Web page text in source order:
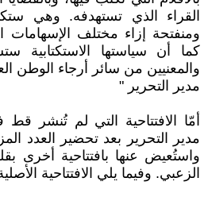
القراء الذي تستهدفه. وهي
ومنفتحة إزاء مختلف الإسهامات
كما أن سياستها الاستكتابية
والمعنيين من سائر أرجاء الوطن
مدير التحرير "
أمّا الافتتاحية التي لم تُنشر قط
واستُعيض عنها بافتتاحية أخرى
الزعبي. وفيما يلي الافتتاحية